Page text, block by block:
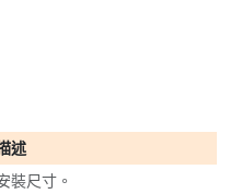
述
裝尺寸。